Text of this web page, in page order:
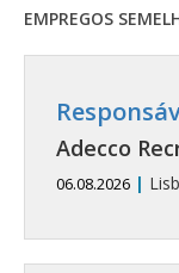
EMPREGOS
Adecco
06.08.2026 |